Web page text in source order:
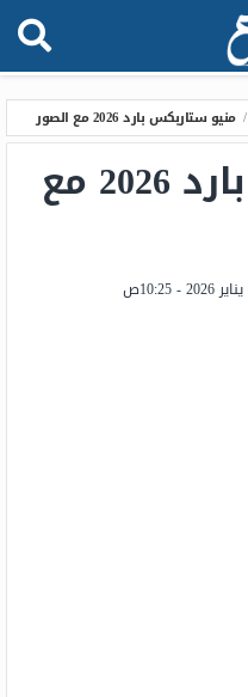
/ منيو ستاربکس بارد 2026 مع الصور
منيو ستاربکس بارد 2026 مع